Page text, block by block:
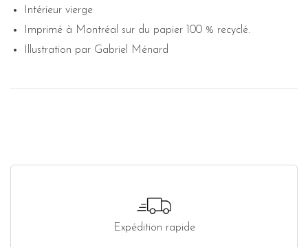
Intérieur vierge
Imprimé à Montréal sur du papier 100 % recyclé.
Illustration par Gabriel Ménard
Expédition rapide